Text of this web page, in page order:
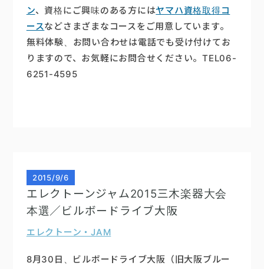
ン、資格にご興味のある方にはヤマハ資格取得コ
ースなどさまざまなコースをご用意しています。
無料体験、お問い合わせは電話でも受け付けてお
りますので、お気軽にお問合せください。TEL06-
6251-4595
2015/9/6
エレクトーンジャム2015三木楽器大会
本選／ビルボードライブ大阪
エレクトーン・JAM
8月30日、ビルボードライブ大阪（旧大阪ブルー